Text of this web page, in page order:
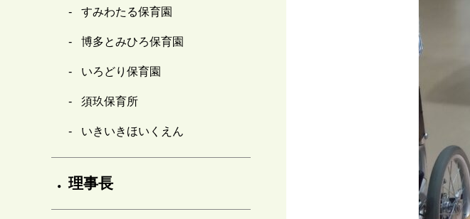
すみわたる保育園
博多とみひろ保育園
いろどり保育園
須玖保育所
いきいきほいくえん
理事長